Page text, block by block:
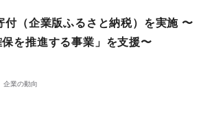
（企業版ふるさと納税）を実施 〜
を推進する事業」を支援〜
企業の動向